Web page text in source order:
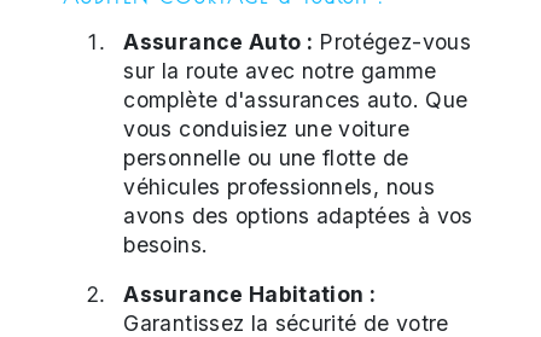
Assurance Auto : Protégez-vous
sur la route avec notre gamme
complète d'assurances auto. Que
vous conduisiez une voiture
personnelle ou une flotte de
véhicules professionnels, nous
avons des options adaptées à vos
besoins.
Assurance Habitation :
Garantissez la sécurité de votre